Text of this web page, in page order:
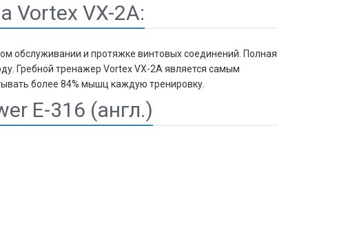
Vortex VX-2А:
обслуживании и протяжке винтовых соединений. Полная
Гребной тренажер Vortex VX-2А является самым
более 84% мышц каждую тренировку.
E-316 (англ.)